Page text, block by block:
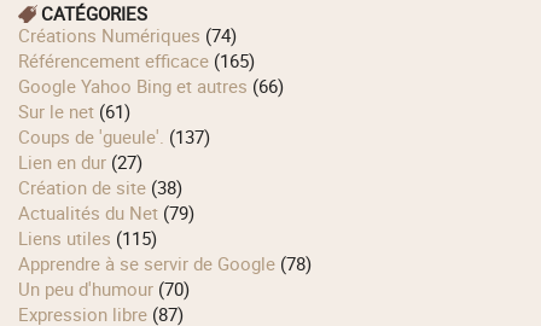
CATÉGORIES
Créations Numériques (74)
Référencement efficace (165)
Google Yahoo Bing et autres (66)
Sur le net (61)
Coups de 'gueule'. (137)
Lien en dur (27)
Création de site (38)
Actualités du Net (79)
Liens utiles (115)
Apprendre à se servir de Google (78)
Un peu d'humour (70)
Expression libre (87)